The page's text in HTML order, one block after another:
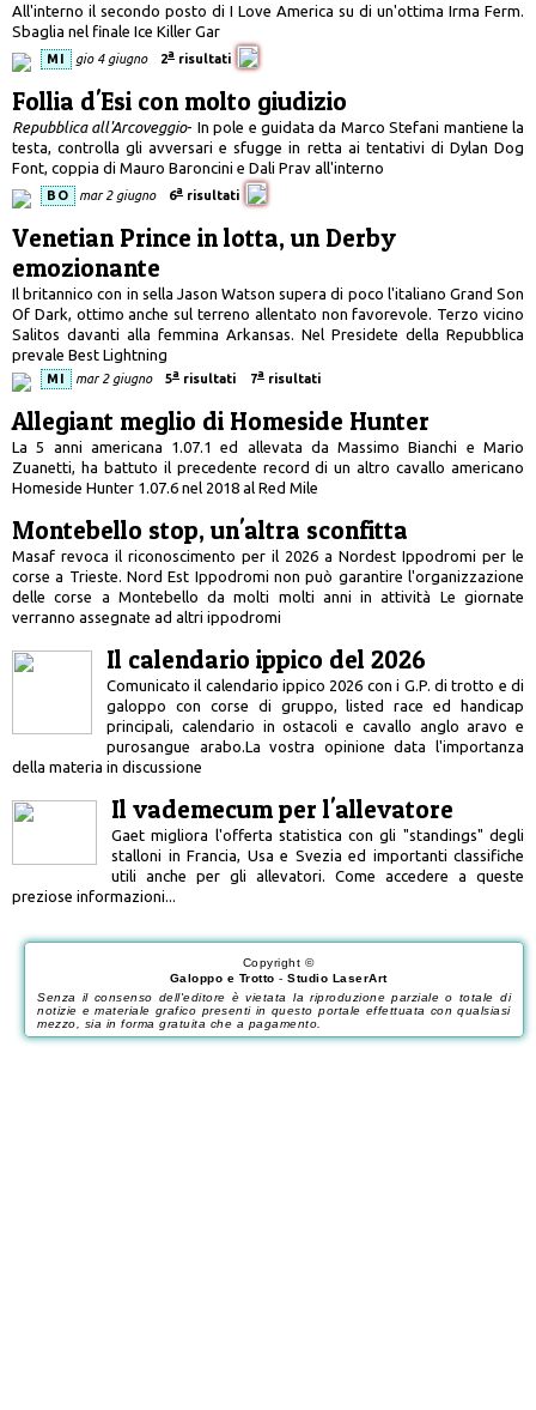
All'interno il secondo posto di I Love America su di un'ottima Irma Ferm.
Sbaglia nel finale Ice Killer Gar
MI gio 4 giugno 2a risultati
Follia d'Esi con molto giudizio
Repubblica all'Arcoveggio- In pole e guidata da Marco Stefani mantiene la
testa, controlla gli avversari e sfugge in retta ai tentativi di Dylan Dog
Font, coppia di Mauro Baroncini e Dali Prav all'interno
BO mar 2 giugno 6a risultati
Venetian Prince in lotta, un Derby
emozionante
Il britannico con in sella Jason Watson supera di poco l'italiano Grand Son
Of Dark, ottimo anche sul terreno allentato non favorevole. Terzo vicino
Salitos davanti alla femmina Arkansas. Nel Presidete della Repubblica
prevale Best Lightning
MI mar 2 giugno 5a risultati 7a risultati
Allegiant meglio di Homeside Hunter
La 5 anni americana 1.07.1 ed allevata da Massimo Bianchi e Mario
Zuanetti, ha battuto il precedente record di un altro cavallo americano
Homeside Hunter 1.07.6 nel 2018 al Red Mile
Montebello stop, un'altra sconfitta
Masaf revoca il riconoscimento per il 2026 a Nordest Ippodromi per le
corse a Trieste. Nord Est Ippodromi non può garantire l'organizzazione
delle corse a Montebello da molti molti anni in attività Le giornate
verranno assegnate ad altri ippodromi
Il calendario ippico del 2026
Comunicato il calendario ippico 2026 con i G.P. di trotto e di
galoppo con corse di gruppo, listed race ed handicap
principali, calendario in ostacoli e cavallo anglo aravo e
purosangue arabo.La vostra opinione data l'importanza
della materia in discussione
Il vademecum per l'allevatore
Gaet migliora l'offerta statistica con gli "standings" degli
stalloni in Francia, Usa e Svezia ed importanti classifiche
utili anche per gli allevatori. Come accedere a queste
preziose informazioni...
Copyright ©
Galoppo e Trotto - Studio LaserArt
Senza il consenso dell'editore è vietata la riproduzione parziale o totale di
notizie e materiale grafico presenti in questo portale effettuata con qualsiasi
mezzo, sia in forma gratuita che a pagamento.